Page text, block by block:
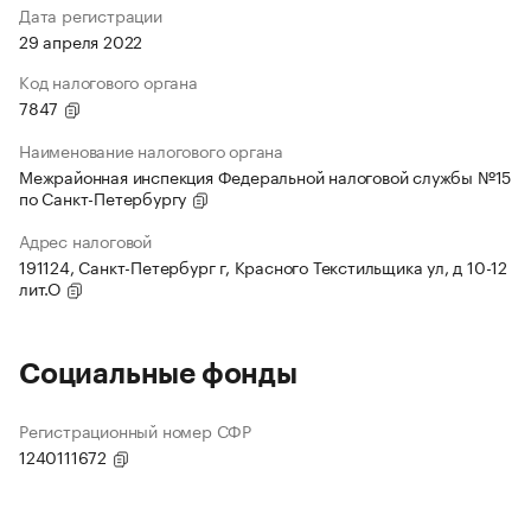
Дата регистрации
29 апреля 2022
Код налогового органа
7847
Наименование налогового органа
Межрайонная инспекция Федеральной налоговой службы №15
по Санкт-Петербургу
Адрес налоговой
191124, Санкт-Петербург г, Красного Текстильщика ул, д 10-12
лит.О
Социальные фонды
Регистрационный номер СФР
1240111672